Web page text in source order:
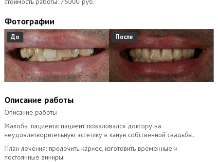
Фотографии
До После
Описание работы
Описание работы
Жалобы пациента: пациент пожаловался доктору на
неудовлетворительную эстетику в канун собственной свадьбы.
План лечения: пролечить кариес, изготовить временные и
постоянные виниры.